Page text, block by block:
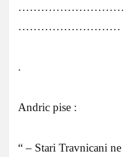
………………………
.
Andric pise :
“ – Stari Travnicani